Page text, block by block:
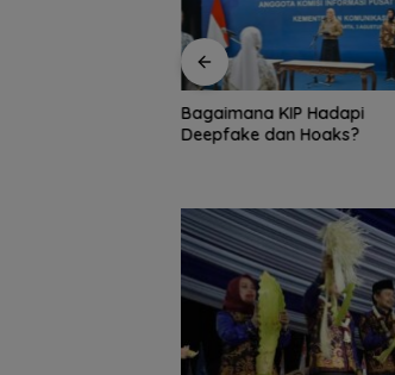
Dari Ruang Damai ke Kejati,
Rekam Jejak Radityo